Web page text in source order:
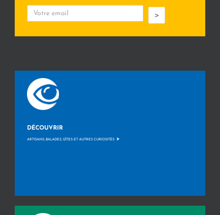
>
DÉCOUVRIR
ARTISANS, BALADES, GÎTES ET AUTRES CURIOSITÉS >